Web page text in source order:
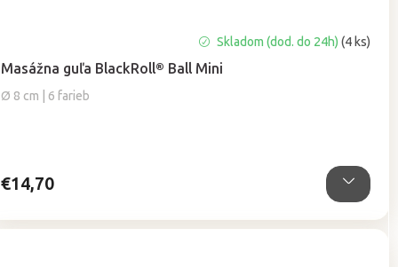
Masážna guľa BlackRoll® Ball Mini
Ø 8 cm | 6 farieb
hodnotenie
produktu
je
Skladom (dod. do 24h)(4 ks)
€14,70